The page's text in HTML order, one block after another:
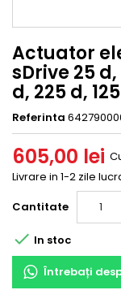
Actuator
sDrive 25
d, 225 d,
Referinta
605,00 lei
Livrare in 1-2 zile
Cantitate
 In stoc
Întrebați